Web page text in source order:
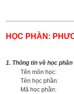
HỌC PHẦN:
1. Thông tin về học phần
Tên môn học:
Tên học phần:
Mã học phần: